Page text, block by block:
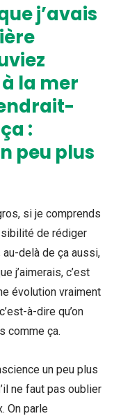
j’avais
la mer
:
peu plus
si je comprends
de rédiger
delà de ça aussi,
j’aimerais, c’est
évolution vraiment
à-dire qu’on
comme ça.
un peu plus
ne faut pas oublier
On parle